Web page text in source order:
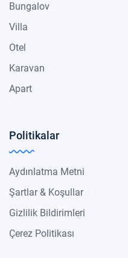
Bungalov
Villa
Otel
Karavan
Apart
Politikalar
Aydınlatma Metni
Şartlar & Koşullar
Gizlilik Bildirimleri
Çerez Politikası